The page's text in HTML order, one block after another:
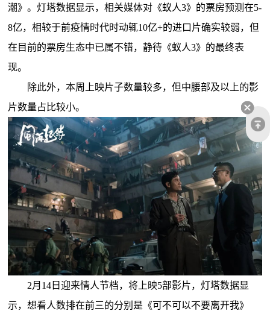
潮》。灯塔数据显示，相关媒体对《蚁人3》的票房预测在5-
8亿，相较于前疫情时代时动辄10亿+的进口片确实较弱，但
在目前的票房生态中已属不错，静待《蚁人3》的最终表
现。
除此外，本周上映片子数量较多，但中腰部及以上的影
片数量占比较小。
2月14日迎来情人节档，将上映5部影片，灯塔数据显
示，想看人数排在前三的分别是《可不可以不要离开我》